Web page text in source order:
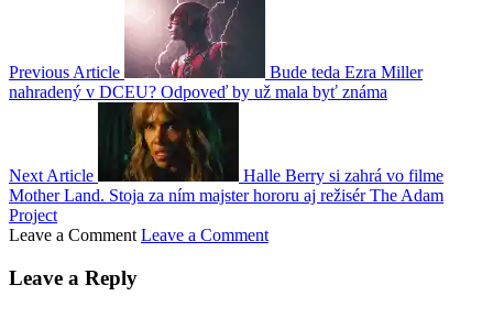
Previous Article
Bude teda Ezra Miller
nahradený v DCEU? Odpoveď by už mala byť známa
Next Article
Halle Berry si zahrá vo filme
Mother Land. Stoja za ním majster hororu aj režisér The Adam
Project
Leave a Comment Leave a Comment
Leave a Reply